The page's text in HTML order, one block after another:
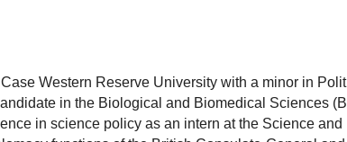
Western Reserve University with a minor in
in the Biological and Biomedical Sciences
in science policy as an intern at the Science and